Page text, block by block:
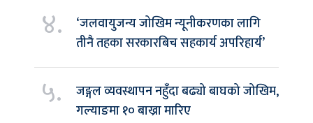
४.
‘जलवायुजन्य जोखिम न्यूनीकरणका लागि
तीनै तहका सरकारबिच सहकार्य अपरिहार्य’
५.
जङ्गल व्यवस्थापन नहुँदा बढ्यो बाघको जोखिम,
गल्याङमा १० बाख्रा मारिए